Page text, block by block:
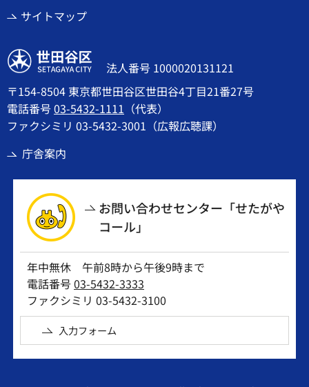
サイトマップ
世田谷区
法人番号 1000020131121
〒154-8504 東京都世田谷区世田谷4丁目21番27号
電話番号03-5432-1111 （代表）
ファクシミリ 03-5432-3001（広報広聴課）
庁舎案内
お問い合わせセンター「せたがや
コール」
年中無休 午前8時から午後9時まで
電話番号03-5432-3333
ファクシミリ 03-5432-3100
入力フォーム